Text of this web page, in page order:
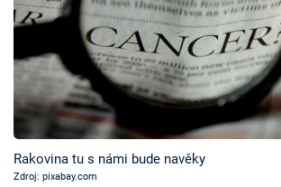
Pořady
TV Program
Časopis
Sledujte prima+
Rakovina tu s námi bude navěky
Zdroj: pixabay.com